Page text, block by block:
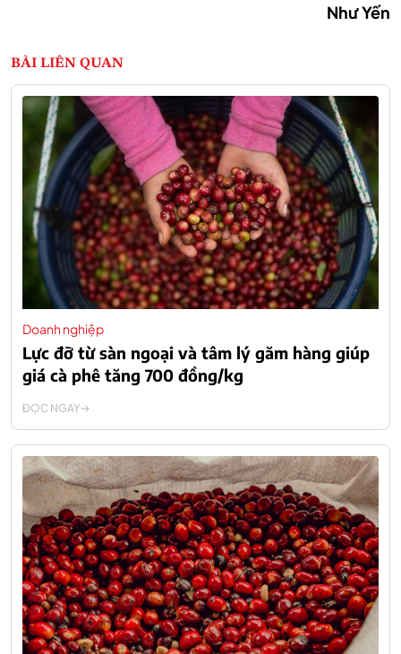
Như Yến
BÀI LIÊN QUAN
Doanh nghiệp
Lực đỡ từ sàn ngoại và tâm lý găm hàng giúp
giá cà phê tăng 700 đồng/kg
ĐỌC NGAY